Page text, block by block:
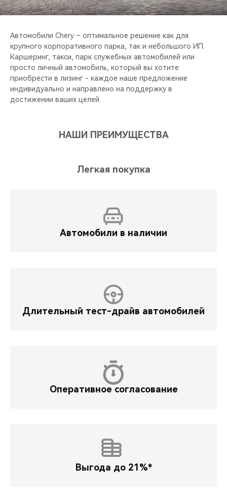
НАШИ МЕРОПРИЯТИЯ
ВИДЕООБЗОРЫ
CHERY ДЛЯ ДЕТЕЙ
Автомобили Chery – оптимальное решение как для
крупного корпоративного парка, так и небольшого ИП.
Каршеринг, такси, парк служебных автомобилей или
просто личный автомобиль, который вы хотите
приобрести в лизинг - каждое наше предложение
индивидуально и направлено на поддержку в
достижении ваших целей.
НАШИ ПРЕИМУЩЕСТВА
Легкая покупка
Автомобили в наличии
Длительный тест-драйв автомобилей
Оперативное согласование
Выгода до 21%*